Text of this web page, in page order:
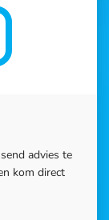
advies te
kom direct